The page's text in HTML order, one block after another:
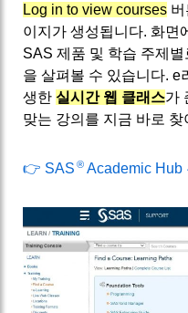
Log in to view courses
이지가 생성됩니다. 화면
SAS 제품 및 학습 주제
을 살펴볼 수 있습니다. e
생한 실시간 웹 클래스가
맞는 강의를 지금 바로 찾
👉 SAS ®Academic Hub